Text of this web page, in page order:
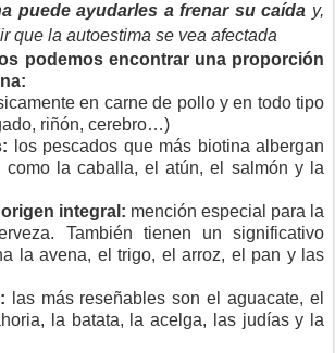
puede ayudarles a frenar su caída y,
que la autoestima se vea afectada
podemos encontrar una proporción
en carne de pollo y en todo tipo
riñón, cerebro…)
los pescados que más biotina albergan
como la caballa, el atún, el salmón y la
integral: mención especial para la
También tienen un significativo
la avena, el trigo, el arroz, el pan y las
las más reseñables son el aguacate, el
la batata, la acelga, las judías y la